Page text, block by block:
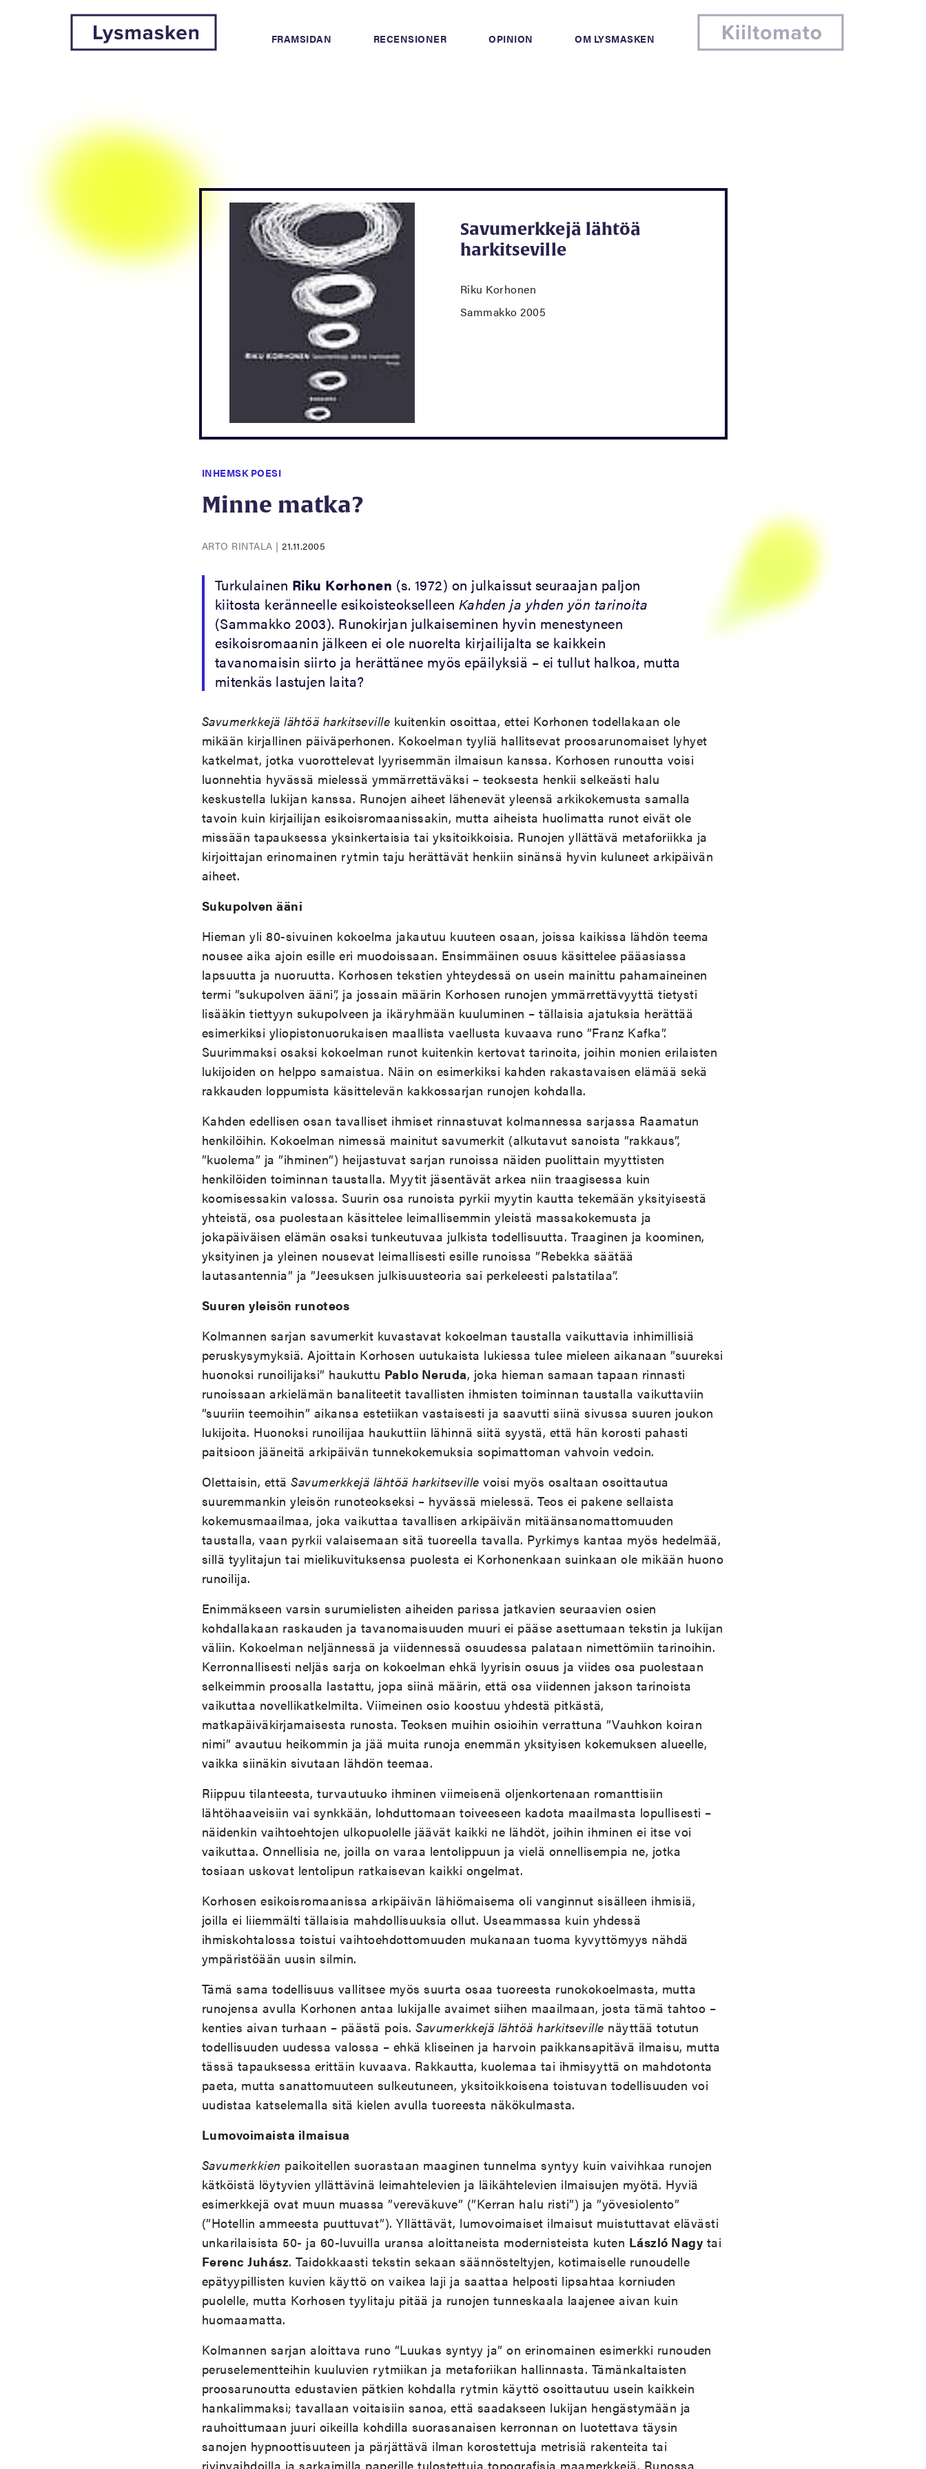
FRAMSIDAN RECENSIONER OPINION OM LYSMASKEN
Savumerkkejä lähtöä
harkitseville
Riku Korhonen
Sammakko 2005
INHEMSK POESI
Minne matka?
ARTO RINTALA | 21.11.2005
Turkulainen Riku Korhonen (s. 1972) on julkaissut seuraajan paljon
kiitosta keränneelle esikoisteokselleen Kahden ja yhden yön tarinoita
(Sammakko 2003). Runokirjan julkaiseminen hyvin menestyneen
esikoisromaanin jälkeen ei ole nuorelta kirjailijalta se kaikkein
tavanomaisin siirto ja herättänee myös epäilyksiä – ei tullut halkoa, mutta
mitenkäs lastujen laita?
Savumerkkejä lähtöä harkitseville kuitenkin osoittaa, ettei Korhonen todellakaan ole
mikään kirjallinen päiväperhonen. Kokoelman tyyliä hallitsevat proosarunomaiset lyhyet
katkelmat, jotka vuorottelevat lyyrisemmän ilmaisun kanssa. Korhosen runoutta voisi
luonnehtia hyvässä mielessä ymmärrettäväksi – teoksesta henkii selkeästi halu
keskustella lukijan kanssa. Runojen aiheet lähenevät yleensä arkikokemusta samalla
tavoin kuin kirjailijan esikoisromaanissakin, mutta aiheista huolimatta runot eivät ole
missään tapauksessa yksinkertaisia tai yksitoikkoisia. Runojen yllättävä metaforiikka ja
kirjoittajan erinomainen rytmin taju herättävät henkiin sinänsä hyvin kuluneet arkipäivän
aiheet.
Sukupolven ääni
Hieman yli 80-sivuinen kokoelma jakautuu kuuteen osaan, joissa kaikissa lähdön teema
nousee aika ajoin esille eri muodoissaan. Ensimmäinen osuus käsittelee pääasiassa
lapsuutta ja nuoruutta. Korhosen tekstien yhteydessä on usein mainittu pahamaineinen
termi ”sukupolven ääni”, ja jossain määrin Korhosen runojen ymmärrettävyyttä tietysti
lisääkin tiettyyn sukupolveen ja ikäryhmään kuuluminen – tällaisia ajatuksia herättää
esimerkiksi yliopistonuorukaisen maallista vaellusta kuvaava runo ”Franz Kafka”.
Suurimmaksi osaksi kokoelman runot kuitenkin kertovat tarinoita, joihin monien erilaisten
lukijoiden on helppo samaistua. Näin on esimerkiksi kahden rakastavaisen elämää sekä
rakkauden loppumista käsittelevän kakkossarjan runojen kohdalla.
Kahden edellisen osan tavalliset ihmiset rinnastuvat kolmannessa sarjassa Raamatun
henkilöihin. Kokoelman nimessä mainitut savumerkit (alkutavut sanoista ”rakkaus”,
”kuolema” ja ”ihminen”) heijastuvat sarjan runoissa näiden puolittain myyttisten
henkilöiden toiminnan taustalla. Myytit jäsentävät arkea niin traagisessa kuin
koomisessakin valossa. Suurin osa runoista pyrkii myytin kautta tekemään yksityisestä
yhteistä, osa puolestaan käsittelee leimallisemmin yleistä massakokemusta ja
jokapäiväisen elämän osaksi tunkeutuvaa julkista todellisuutta. Traaginen ja koominen,
yksityinen ja yleinen nousevat leimallisesti esille runoissa ”Rebekka säätää
lautasantennia” ja ”Jeesuksen julkisuusteoria sai perkeleesti palstatilaa”.
Suuren yleisön runoteos
Kolmannen sarjan savumerkit kuvastavat kokoelman taustalla vaikuttavia inhimillisiä
peruskysymyksiä. Ajoittain Korhosen uutukaista lukiessa tulee mieleen aikanaan ”suureksi
huonoksi runoilijaksi” haukuttu Pablo Neruda, joka hieman samaan tapaan rinnasti
runoissaan arkielämän banaliteetit tavallisten ihmisten toiminnan taustalla vaikuttaviin
”suuriin teemoihin” aikansa estetiikan vastaisesti ja saavutti siinä sivussa suuren joukon
lukijoita. Huonoksi runoilijaa haukuttiin lähinnä siitä syystä, että hän korosti pahasti
paitsioon jääneitä arkipäivän tunnekokemuksia sopimattoman vahvoin vedoin.
Olettaisin, että Savumerkkejä lähtöä harkitseville voisi myös osaltaan osoittautua
suuremmankin yleisön runoteokseksi – hyvässä mielessä. Teos ei pakene sellaista
kokemusmaailmaa, joka vaikuttaa tavallisen arkipäivän mitäänsanomattomuuden
taustalla, vaan pyrkii valaisemaan sitä tuoreella tavalla. Pyrkimys kantaa myös hedelmää,
sillä tyylitajun tai mielikuvituksensa puolesta ei Korhonenkaan suinkaan ole mikään huono
runoilija.
Enimmäkseen varsin surumielisten aiheiden parissa jatkavien seuraavien osien
kohdallakaan raskauden ja tavanomaisuuden muuri ei pääse asettumaan tekstin ja lukijan
väliin. Kokoelman neljännessä ja viidennessä osuudessa palataan nimettömiin tarinoihin.
Kerronnallisesti neljäs sarja on kokoelman ehkä lyyrisin osuus ja viides osa puolestaan
selkeimmin proosalla lastattu, jopa siinä määrin, että osa viidennen jakson tarinoista
vaikuttaa novellikatkelmilta. Viimeinen osio koostuu yhdestä pitkästä,
matkapäiväkirjamaisesta runosta. Teoksen muihin osioihin verrattuna ”Vauhkon koiran
nimi” avautuu heikommin ja jää muita runoja enemmän yksityisen kokemuksen alueelle,
vaikka siinäkin sivutaan lähdön teemaa.
Riippuu tilanteesta, turvautuuko ihminen viimeisenä oljenkortenaan romanttisiin
lähtöhaaveisiin vai synkkään, lohduttomaan toiveeseen kadota maailmasta lopullisesti –
näidenkin vaihtoehtojen ulkopuolelle jäävät kaikki ne lähdöt, joihin ihminen ei itse voi
vaikuttaa. Onnellisia ne, joilla on varaa lentolippuun ja vielä onnellisempia ne, jotka
tosiaan uskovat lentolipun ratkaisevan kaikki ongelmat.
Korhosen esikoisromaanissa arkipäivän lähiömaisema oli vanginnut sisälleen ihmisiä,
joilla ei liiemmälti tällaisia mahdollisuuksia ollut. Useammassa kuin yhdessä
ihmiskohtalossa toistui vaihtoehdottomuuden mukanaan tuoma kyvyttömyys nähdä
ympäristöään uusin silmin.
Tämä sama todellisuus vallitsee myös suurta osaa tuoreesta runokokoelmasta, mutta
runojensa avulla Korhonen antaa lukijalle avaimet siihen maailmaan, josta tämä tahtoo –
kenties aivan turhaan – päästä pois. Savumerkkejä lähtöä harkitseville näyttää totutun
todellisuuden uudessa valossa – ehkä kliseinen ja harvoin paikkansapitävä ilmaisu, mutta
tässä tapauksessa erittäin kuvaava. Rakkautta, kuolemaa tai ihmisyyttä on mahdotonta
paeta, mutta sanattomuuteen sulkeutuneen, yksitoikkoisena toistuvan todellisuuden voi
uudistaa katselemalla sitä kielen avulla tuoreesta näkökulmasta.
Lumovoimaista ilmaisua
Savumerkkien paikoitellen suorastaan maaginen tunnelma syntyy kuin vaivihkaa runojen
kätköistä löytyvien yllättävinä leimahtelevien ja läikähtelevien ilmaisujen myötä. Hyviä
esimerkkejä ovat muun muassa ”vereväkuve” (”Kerran halu risti”) ja ”yövesiolento”
(”Hotellin ammeesta puuttuvat”). Yllättävät, lumovoimaiset ilmaisut muistuttavat elävästi
unkarilaisista 50- ja 60-luvuilla uransa aloittaneista modernisteista kuten László Nagy tai
Ferenc Juhász. Taidokkaasti tekstin sekaan säännösteltyjen, kotimaiselle runoudelle
epätyypillisten kuvien käyttö on vaikea laji ja saattaa helposti lipsahtaa korniuden
puolelle, mutta Korhosen tyylitaju pitää ja runojen tunneskaala laajenee aivan kuin
huomaamatta.
Kolmannen sarjan aloittava runo ”Luukas syntyy ja” on erinomainen esimerkki runouden
peruselementteihin kuuluvien rytmiikan ja metaforiikan hallinnasta. Tämänkaltaisten
proosarunoutta edustavien pätkien kohdalla rytmin käyttö osoittautuu usein kaikkein
hankalimmaksi; tavallaan voitaisiin sanoa, että saadakseen lukijan hengästymään ja
rauhoittumaan juuri oikeilla kohdilla suorasanaisen kerronnan on luotettava täysin
sanojen hypnoottisuuteen ja pärjättävä ilman korostettuja metrisiä rakenteita tai
rivinvaihdoilla ja sarkaimilla paperille tulostettuja topografisia maamerkkejä. Runossa